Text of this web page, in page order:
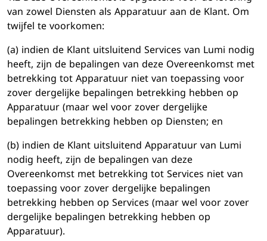
van zowel Diensten als Apparatuur aan de Klant. Om
twijfel te voorkomen:
(a) indien de Klant uitsluitend Services van Lumi nodig
heeft, zijn de bepalingen van deze Overeenkomst met
betrekking tot Apparatuur niet van toepassing voor
zover dergelijke bepalingen betrekking hebben op
Apparatuur (maar wel voor zover dergelijke
bepalingen betrekking hebben op Diensten; en
(b) indien de Klant uitsluitend Apparatuur van Lumi
nodig heeft, zijn de bepalingen van deze
Overeenkomst met betrekking tot Services niet van
toepassing voor zover dergelijke bepalingen
betrekking hebben op Services (maar wel voor zover
dergelijke bepalingen betrekking hebben op
Apparatuur).